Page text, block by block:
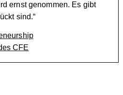
ernst genommen. Es gibt
sind.“
CFE